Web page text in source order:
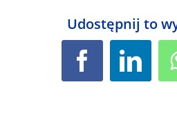
Udostępnij to
LinkedIn